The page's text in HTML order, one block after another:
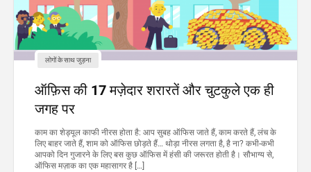
लोगों के साथ जुड़ना
ऑफ़िस की 17 मज़ेदार शरारतें और चुटकुले एक ही
जगह पर
काम का शेड्यूल काफी नीरस होता है: आप सुबह ऑफिस जाते हैं, काम करते हैं, लंच के
लिए बाहर जाते हैं, शाम को ऑफिस छोड़ते हैं… थोड़ा नीरस लगता है, है ना? कभी-कभी
आपको दिन गुजारने के लिए बस कुछ ऑफिस में हंसी की जरूरत होती है। सौभाग्य से,
ऑफिस मज़ाक का एक महासागर है […]